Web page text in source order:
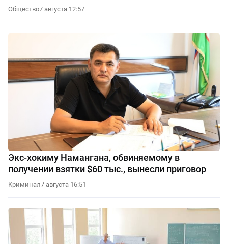
Общество7 августа 12:57
Экс-хокиму Намангана, обвиняемому в
получении взятки $60 тыс., вынесли приговор
Криминал7 августа 16:51